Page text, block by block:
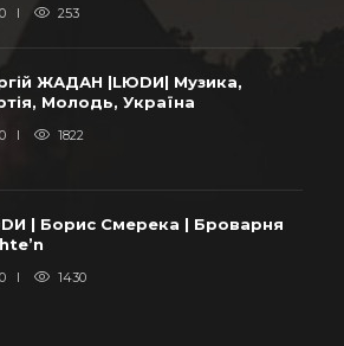
0 253
ЖАДАН |LЮDИ| Музика,
Молодь, Україна
0 1822
| Борис Смерека | Броварня
0 1430